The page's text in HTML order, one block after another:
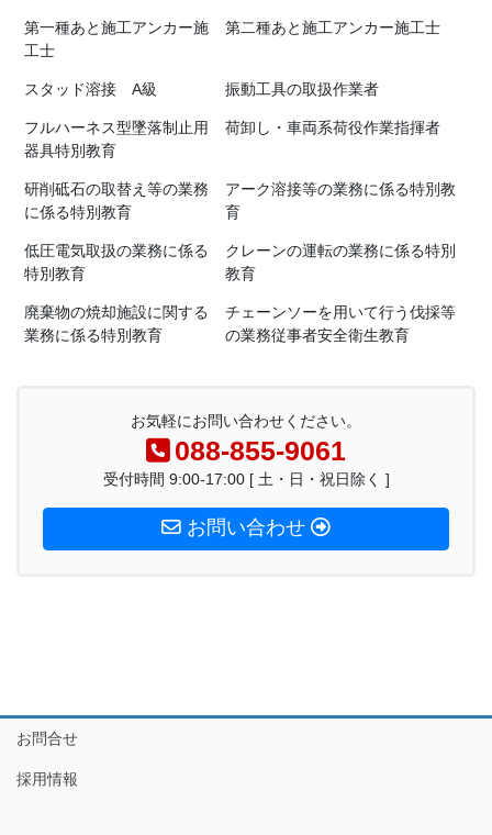
第一種あと施工アンカー施
工士
第二種あと施工アンカー施工士
スタッド溶接 A級 振動工具の取扱作業者
フルハーネス型墜落制止用
器具特別教育
荷卸し・車両系荷役作業指揮者
研削砥石の取替え等の業務
に係る特別教育
アーク溶接等の業務に係る特別教
育
低圧電気取扱の業務に係る
特別教育
クレーンの運転の業務に係る特別
教育
廃棄物の焼却施設に関する
業務に係る特別教育
チェーンソーを用いて行う伐採等
の業務従事者安全衛生教育
お気軽にお問い合わせください。
088-855-9061
受付時間 9:00-17:00 [ 土・日・祝日除く ]
お問い合わせ
お問合せ
採用情報